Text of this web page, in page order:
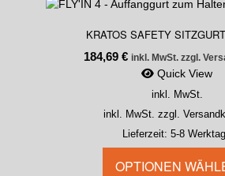
KRATOS SAFETY
184,69 € inkl. MwSt. zzgl.
Quick View
inkl. MwSt.
inkl. MwSt. zzgl.
Lieferzeit: 5-8
OPTIONEN